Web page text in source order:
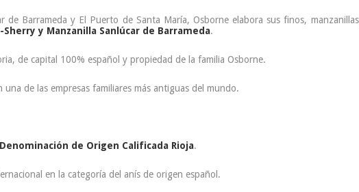
Barrameda y El Puerto de Santa María, Osborne elabora sus finos,
y Manzanilla Sanlúcar de Barrameda.
de capital 100% español y propiedad de la familia Osborne.
de las empresas familiares más antiguas del mundo.
Denominación de Origen Calificada Rioja.
en la categoría del anís de origen español.